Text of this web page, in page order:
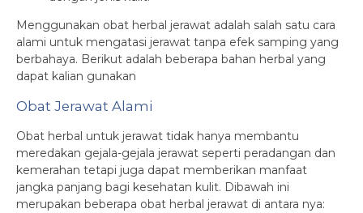
Menggunakan obat herbal jerawat adalah salah satu cara
alami untuk mengatasi jerawat tanpa efek samping yang
berbahaya. Berikut adalah beberapa bahan herbal yang
dapat kalian gunakan
Obat Jerawat Alami
Obat herbal untuk jerawat tidak hanya membantu
meredakan gejala-gejala jerawat seperti peradangan dan
kemerahan tetapi juga dapat memberikan manfaat
jangka panjang bagi kesehatan kulit. Dibawah ini
merupakan beberapa obat herbal jerawat di antara nya: